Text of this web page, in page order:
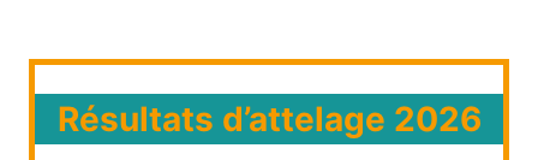
Résultats d’attelage 2026